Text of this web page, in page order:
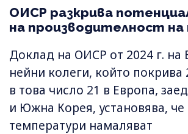
ОИСР разкрива
на производителност
Доклад на ОИСР от 2024 г. на
нейни колеги, който
в това число 21 в Европа,
и Южна Корея, установява, че
температури намаляват